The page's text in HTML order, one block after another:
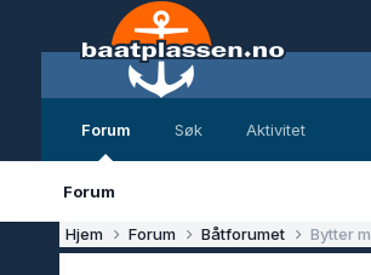
Forum
Forum
Søk Aktivitet
Hjem Forum Båtforumet Bytter